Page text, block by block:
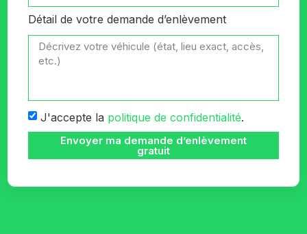
Détail de votre demande d’enlèvement
J'accepte la politique de confidentialité.
Envoyer ma demande d’enlèvement
gratuit